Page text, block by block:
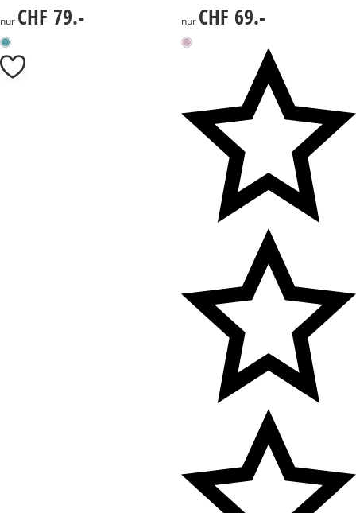
CHF 79.-
nur CHF 79.-
CHF 69.-
nur CHF 69.-